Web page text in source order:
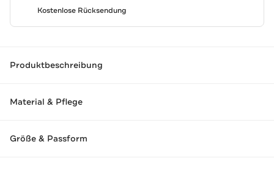
Kostenlose Rücksendung
Produktbeschreibung
Material & Pflege
Größe & Passform